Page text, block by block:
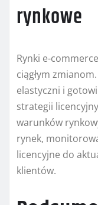
rynkowe
Rynki e-
ciągłym
elastyczni i
strategii
warunków
rynek,
licencyjne do
klientów.